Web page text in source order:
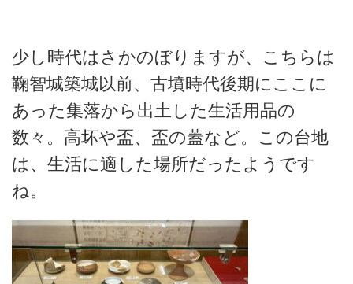
少し時代はさかのぼりますが、こちらは
鞠智城築城以前、古墳時代後期にここに
あった集落から出土した生活用品の
数々。高坏や盃、盃の蓋など。この台地
は、生活に適した場所だったようです
ね。